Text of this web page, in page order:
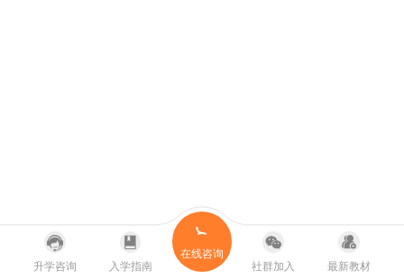
升学咨询 入学指南
在线咨询
社群加入
最新教材